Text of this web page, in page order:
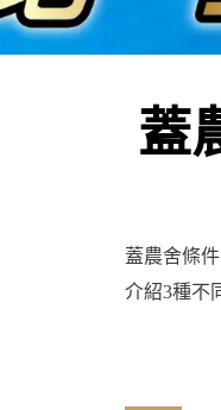
蓋
蓋農舍條
介紹3種不